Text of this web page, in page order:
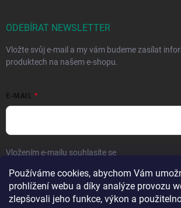
Používáme cookies, abychom Vám
prohlížení webu a díky analýze provozu
zlepšovali jeho funkce, výkon a
ODEBÍRAT NEWSLETTER
Vložte svůj e-mail a my vám budeme zasílat
produktech na našem e-shopu.
E-MAIL
Vložením e-mailu souhlasíte se
Přihlásit se